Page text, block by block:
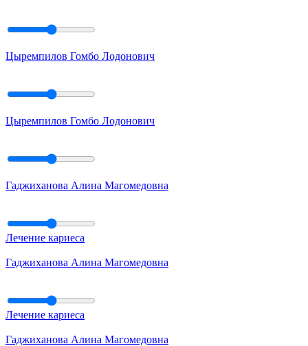
Цыремпилов Гомбо Лодонович
Цыремпилов Гомбо Лодонович
Гаджиханова Алина Магомедовна
Лечение кариеса
Гаджиханова Алина Магомедовна
Лечение кариеса
Гаджиханова Алина Магомедовна